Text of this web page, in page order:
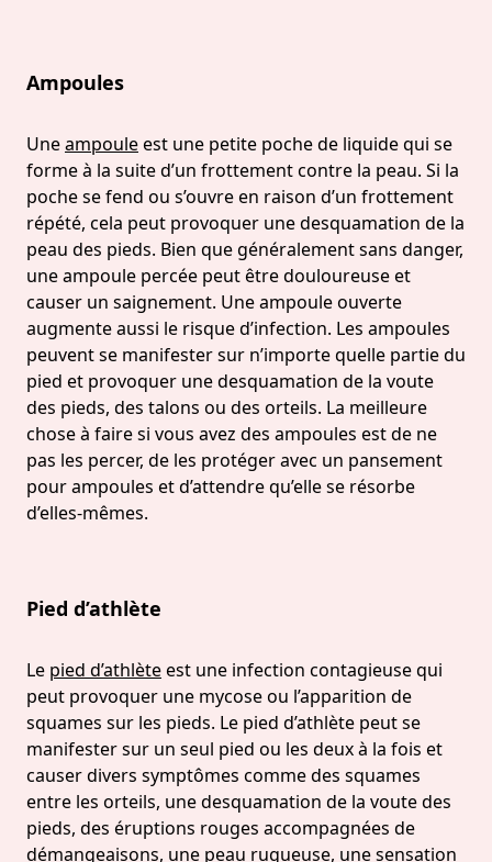
Ampoules
Uneampouleest une petite poche de liquide qui se
forme à la suite d’un frottement contre la peau. Si la
poche se fend ou s’ouvre en raison d’un frottement
répété, cela peut provoquer une desquamation de la
peau des pieds. Bien que généralement sans danger,
une ampoule percée peut être douloureuse et
causer un saignement. Une ampoule ouverte
augmente aussi le risque d’infection. Les ampoules
peuvent se manifester sur n’importe quelle partie du
pied et provoquer une desquamation de la voute
des pieds, des talons ou des orteils. La meilleure
chose à faire si vous avez des ampoules est de ne
pas les percer, de les protéger avec un pansement
pour ampoules et d’attendre qu’elle se résorbe
d’elles-mêmes.
Pied d’athlète
Le pied d’athlèteest une infection contagieuse qui
peut provoquer une mycose ou l’apparition de
squames sur les pieds. Le pied d’athlète peut se
manifester sur un seul pied ou les deux à la fois et
causer divers symptômes comme des squames
entre les orteils, une desquamation de la voute des
pieds, des éruptions rouges accompagnées de
démangeaisons, une peau rugueuse, une sensation